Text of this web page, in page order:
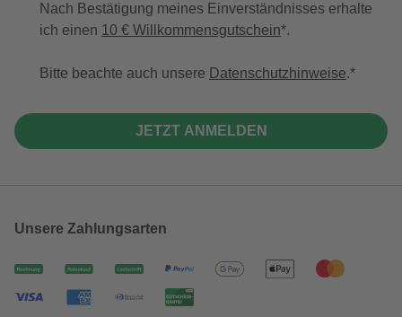
Nach Bestätigung meines Einverständnisses erhalte
ich einen 10 € Willkommensgutschein*.
Bitte beachte auch unsere Datenschutzhinweise.
JETZT ANMELDEN
Unsere Zahlungsarten